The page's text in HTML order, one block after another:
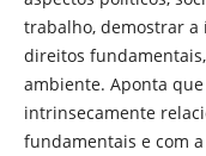
trabalho, demostrar a
direitos
ambiente. Aponta
intrinsecamente
fundamentais e com